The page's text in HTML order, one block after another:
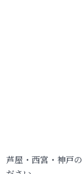
芦屋・西宮・神戸